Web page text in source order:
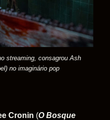
streaming, consagrou Ash
no imaginário pop
Cronin (O Bosque